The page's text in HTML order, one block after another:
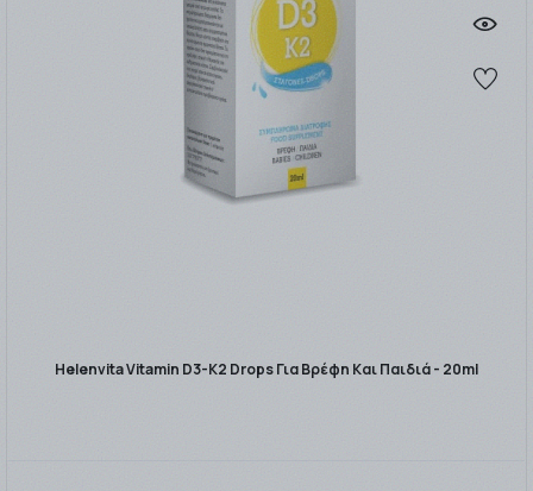
Helenvita Vitamin D3-K2 Drops Για Βρέφη Και Παιδιά - 20ml